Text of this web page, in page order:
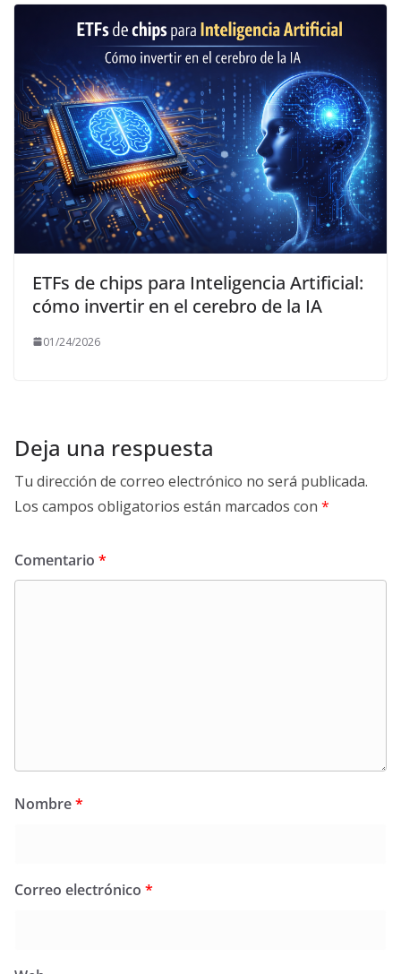
ETFs de chips para Inteligencia Artificial:
cómo invertir en el cerebro de la IA
01/24/2026
Deja una respuesta
Tu dirección de correo electrónico no será publicada.
Los campos obligatorios están marcados con *
Comentario *
Nombre*
Correo electrónico *